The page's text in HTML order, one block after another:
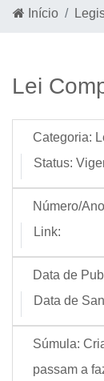
Início
Lei
Categoria:
Status:
Número/
Link:
Data de
Data de
Súmula:
passam a